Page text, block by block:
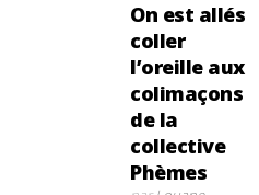
On est allés
coller
l’oreille aux
colimaçons
de la
collective
Phèmes